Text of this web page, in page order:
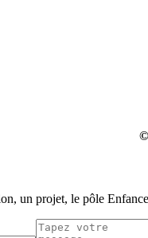
un projet, le pôle